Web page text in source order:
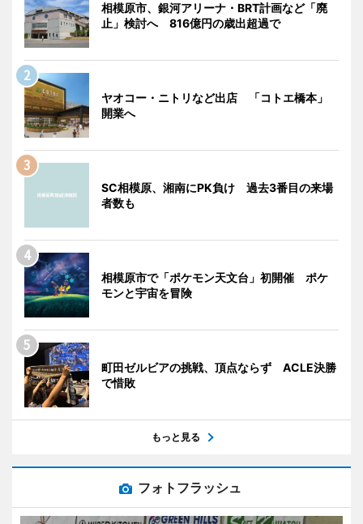
相模原市、銀河アリーナ・BRT計画など「廃
止」検討へ 816億円の歳出超過で
ヤオコー・ニトリなど出店 「コトエ橋本」
開業へ
SC相模原、湘南にPK負け 過去3番目の来場
者数も
相模原市で「ポケモン天文台」初開催 ポケ
モンと宇宙を冒険
町田ゼルビアの挑戦、頂点ならず ACLE決勝
で惜敗
もっと見る
フォトフラッシュ